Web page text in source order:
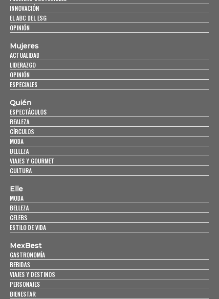
INNOVACIÓN
EL ABC DEL ESG
OPINIÓN
Mujeres
ACTUALIDAD
LIDERAZGO
OPINIÓN
ESPECIALES
Quién
ESPECTÁCULOS
REALEZA
CÍRCULOS
MODA
BELLEZA
VIAJES Y GOURMET
CULTURA
Elle
MODA
BELLEZA
CELEBS
ESTILO DE VIDA
MexBest
GASTRONOMÍA
BEBIDAS
VIAJES Y DESTINOS
PERSONAJES
BIENESTAR